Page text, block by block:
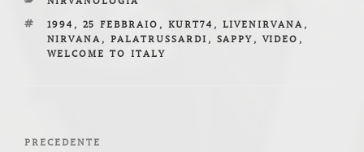
TAG
1994 , 25 FEBBRAIO , KURT74 , LIVENIRVANA ,
NIRVANA , PALATRUSSARDI , SAPPY ,VIDEO ,
WELCOME TO ITALY
Articolo
PRECEDENTE